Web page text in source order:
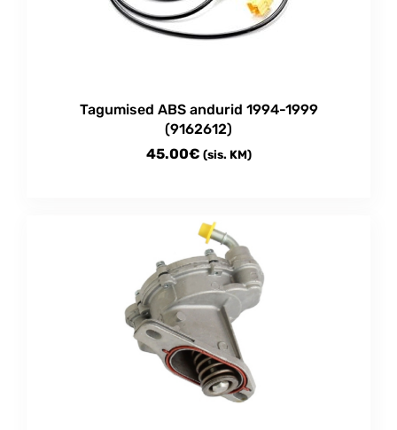
Tagumised ABS andurid 1994-1999
(9162612)
45.00€ (sis. KM)